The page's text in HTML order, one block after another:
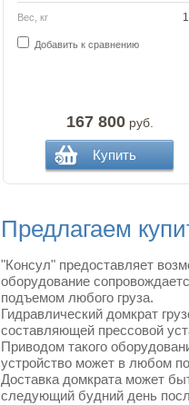
Вес, кг
Добавить к сравнению
167 800руб.
Купить
Предлагаем
"Консул" предоставляет
оборудование
подъемом любого груза.
Гидравлический домкрат
составляющей прессовой
Приводом такого
устройство может в любом
Доставка домкрата может
следующий будний день